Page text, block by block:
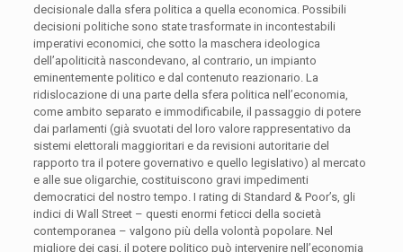
decisionale dalla sfera politica a quella economica. Possibili
decisioni politiche sono state trasformate in incontestabili
imperativi economici, che sotto la maschera ideologica
dell’apoliticità nascondevano, al contrario, un impianto
eminentemente politico e dal contenuto reazionario. La
ridislocazione di una parte della sfera politica nell’economia,
come ambito separato e immodificabile, il passaggio di potere
dai parlamenti (già svuotati del loro valore rappresentativo da
sistemi elettorali maggioritari e da revisioni autoritarie del
rapporto tra il potere governativo e quello legislativo) al mercato
e alle sue oligarchie, costituiscono gravi impedimenti
democratici del nostro tempo. I rating di Standard & Poor’s, gli
indici di Wall Street – questi enormi feticci della società
contemporanea – valgono più della volontà popolare. Nel
migliore dei casi, il potere politico può intervenire nell’economia